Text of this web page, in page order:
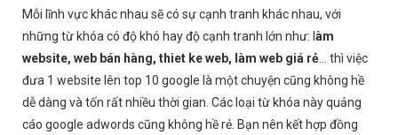
Mỗi lĩnh vực khác nhau sẽ có sự cạnh tranh khác nhau, với
những từ khóa có độ khó hay độ cạnh tranh lớn như: l àm
website, web bán hàng, thiet ke web, làm web giá rẻ … thì việc
đưa 1 website lên top 10 google là một chuyện cũng không hề
dễ dàng và tốn rất nhiều thời gian. Các loại từ khóa này quảng
cáo google adwords cũng không hề rẻ. Bạn nên kết hợp đồng